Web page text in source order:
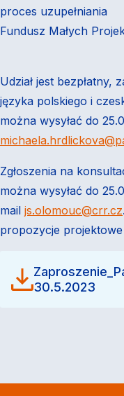
proces uzupełniania
Fundusz Małych
Udział jest bezpłatny,
języka polskiego i
można wysyłać do
Zgłoszenia na
można wysyłać do
mail js.olomouc@crr.cz
propozycje
30.5.2023